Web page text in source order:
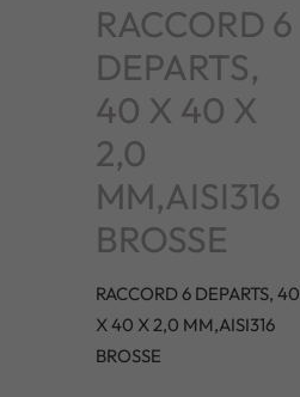
RACCORD 6
DEPARTS,
40 X 40 X
2,0
MM,AISI316
BROSSE
RACCORD 6 DEPARTS, 40
X 40 X 2,0 MM,AISI316
BROSSE